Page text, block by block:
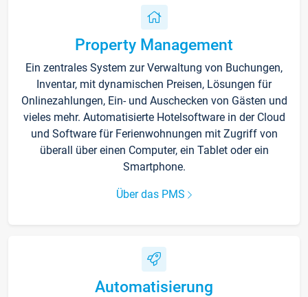
Property Management
Ein zentrales System zur Verwaltung von Buchungen,
Inventar, mit dynamischen Preisen, Lösungen für
Onlinezahlungen, Ein- und Auschecken von Gästen und
vieles mehr. Automatisierte Hotelsoftware in der Cloud
und Software für Ferienwohnungen mit Zugriff von
überall über einen Computer, ein Tablet oder ein
Smartphone.
Über das PMS
Automatisierung